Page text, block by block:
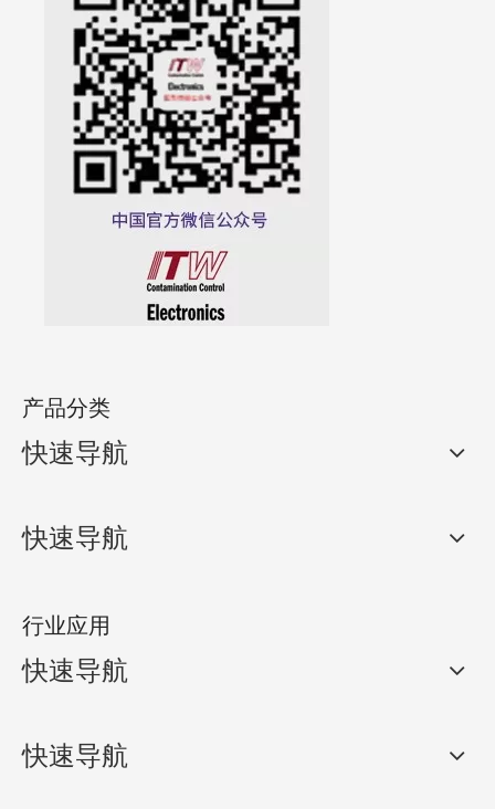
产品分类
快速导航
快速导航
行业应用
快速导航
快速导航